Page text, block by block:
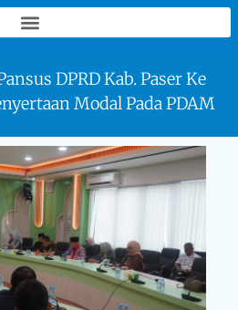
Bersinar
DPRD Kab. Paser Ke
Modal Pada PDAM